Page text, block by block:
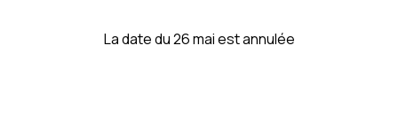
La date du 26 mai est annulée